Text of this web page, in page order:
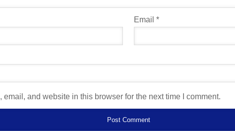
Email *
email, and website in this browser for the next time I comment.